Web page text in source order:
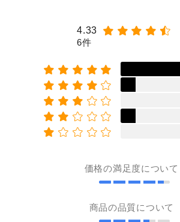
4.33
6件
価格の満足度について
商品の品質について